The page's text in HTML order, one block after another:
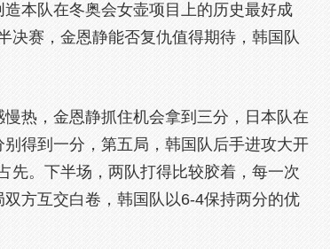
本队在冬奥会女壶项目上的历史最好成
决赛，金恩静能否复仇值得期待，韩国队
热，金恩静抓住机会拿到三分，日本队在
得到一分，第五局，韩国队后手进攻大开
先。下半场，两队打得比较胶着，每一次
方互交白卷，韩国队以6-4保持两分的优